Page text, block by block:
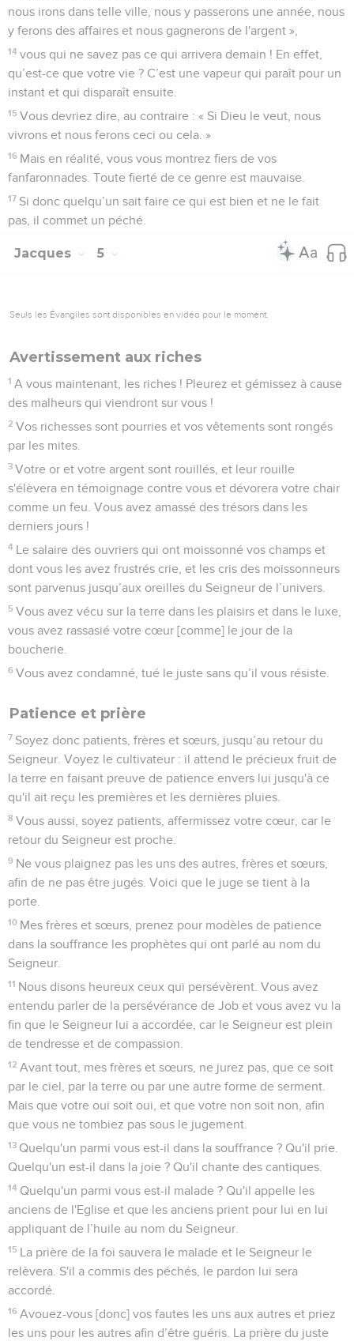
nous irons dans telle ville, nous y passerons une année, nous
y ferons des affaires et nous gagnerons de l'argent »,
14 vous qui ne savez pas ce qui arrivera demain ! En effet,
qu’est-ce que votre vie ? C’est une vapeur qui paraît pour un
instant et qui disparaît ensuite.
15 Vous devriez dire, au contraire : « Si Dieu le veut, nous
vivrons et nous ferons ceci ou cela. »
16 Mais en réalité, vous vous montrez fiers de vos
fanfaronnades. Toute fierté de ce genre est mauvaise.
17 Si donc quelqu’un sait faire ce qui est bien et ne le fait
pas, il commet un péché.
Jacques 5
Seuls les Évangiles sont disponibles en vidéo pour le moment.
Avertissement aux riches
1 A vous maintenant, les riches ! Pleurez et gémissez à cause
des malheurs qui viendront sur vous !
2 Vos richesses sont pourries et vos vêtements sont rongés
par les mites.
3 Votre or et votre argent sont rouillés, et leur rouille
s'élèvera en témoignage contre vous et dévorera votre chair
comme un feu. Vous avez amassé des trésors dans les
derniers jours !
4 Le salaire des ouvriers qui ont moissonné vos champs et
dont vous les avez frustrés crie, et les cris des moissonneurs
sont parvenus jusqu’aux oreilles du Seigneur de l’univers.
5 Vous avez vécu sur la terre dans les plaisirs et dans le luxe,
vous avez rassasié votre cœur [comme] le jour de la
boucherie.
6 Vous avez condamné, tué le juste sans qu’il vous résiste.
Patience et prière
7 Soyez donc patients, frères et sœurs, jusqu’au retour du
Seigneur. Voyez le cultivateur : il attend le précieux fruit de
la terre en faisant preuve de patience envers lui jusqu'à ce
qu'il ait reçu les premières et les dernières pluies.
8 Vous aussi, soyez patients, affermissez votre cœur, car le
retour du Seigneur est proche.
9 Ne vous plaignez pas les uns des autres, frères et sœurs,
afin de ne pas être jugés. Voici que le juge se tient à la
porte.
10 Mes frères et sœurs, prenez pour modèles de patience
dans la souffrance les prophètes qui ont parlé au nom du
Seigneur.
11 Nous disons heureux ceux qui persévèrent. Vous avez
entendu parler de la persévérance de Job et vous avez vu la
fin que le Seigneur lui a accordée, car le Seigneur est plein
de tendresse et de compassion.
12 Avant tout, mes frères et sœurs, ne jurez pas, que ce soit
par le ciel, par la terre ou par une autre forme de serment.
Mais que votre oui soit oui, et que votre non soit non, afin
que vous ne tombiez pas sous le jugement.
13 Quelqu'un parmi vous est-il dans la souffrance ? Qu'il prie.
Quelqu'un est-il dans la joie ? Qu'il chante des cantiques.
14 Quelqu'un parmi vous est-il malade ? Qu'il appelle les
anciens de l'Eglise et que les anciens prient pour lui en lui
appliquant de l’huile au nom du Seigneur.
15 La prière de la foi sauvera le malade et le Seigneur le
relèvera. S'il a commis des péchés, le pardon lui sera
accordé.
16 Avouez-vous [donc] vos fautes les uns aux autres et priez
les uns pour les autres afin d’être guéris. La prière du juste